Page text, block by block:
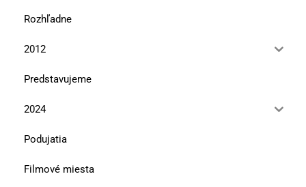
Rozhľadne
2012
Predstavujeme
2024
Podujatia
Filmové miesta